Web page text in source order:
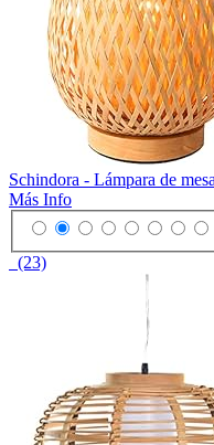
Schindora - Lámpara de
Más Info
(23)